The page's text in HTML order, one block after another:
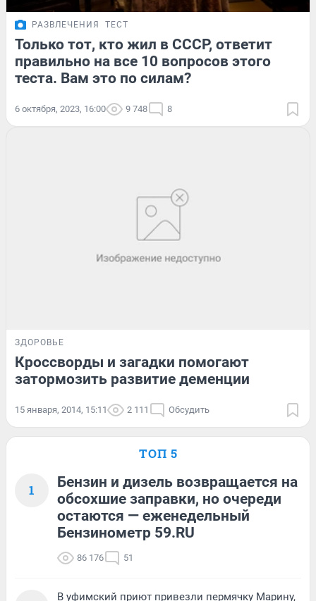
РАЗВЛЕЧЕНИЯ ТЕСТ
Только тот, кто жил в СССР, ответит
правильно на все 10 вопросов этого
теста. Вам это по силам?
6 октября, 2023, 16:00 9 748 8
ЗДОРОВЬЕ
Кроссворды и загадки помогают
затормозить развитие деменции
15 января, 2014, 15:11 2 111 Обсудить
ТОП 5
1
Бензин и дизель возвращается на
обсохшие заправки, но очереди
остаются — еженедельный
Бензинометр 59.RU
86 176 51
В уфимский приют привезли пермячку Марину,